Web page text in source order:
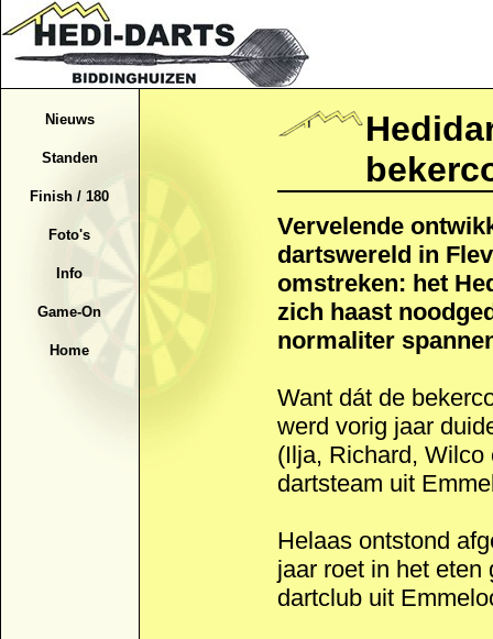
Nieuws
Standen
Finish / 180
Foto's
Info
Game-On
Home
Vervelende
dartswereld in
omstreken: het
zich haast
normaliter
Want dát de
werd vorig jaar
(Ilja, Richard,
dartsteam uit
Helaas ontstond
jaar roet in het eten
dartclub uit